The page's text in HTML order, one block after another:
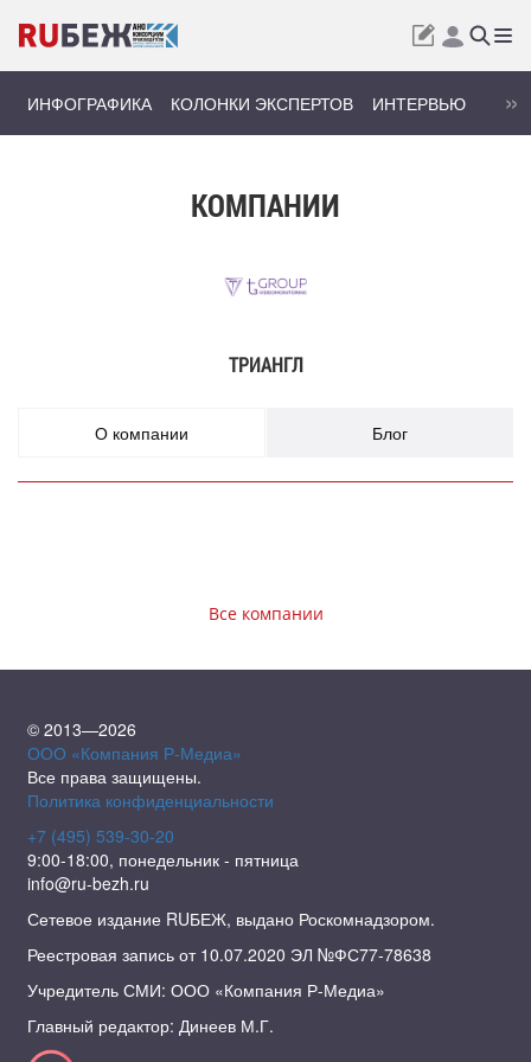
ИНФОГРАФИКА КОЛОНКИ ЭКСПЕРТОВ ИНТЕРВЬЮ
КОМПАНИИ
ТРИАНГЛ
О компании Блог
Все компании
© 2013—2026
ООО «Компания Р-Медиа»
Все права защищены.
Политика конфиденциальности
+7 (495) 539-30-20
9:00-18:00, понедельник - пятница
info@ru-bezh.ru
Сетевое издание RUБЕЖ, выдано Роскомнадзором.
Реестровая запись от 10.07.2020 ЭЛ №ФС77-78638
Учредитель СМИ: ООО «Компания Р-Медиа»
Главный редактор: Динеев М.Г.